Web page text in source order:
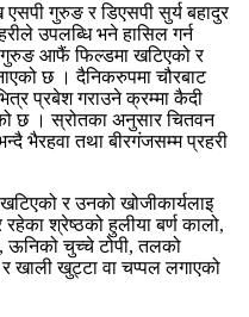
गुरुङ र डिएसपी सुर्य बहादुर
उपलब्धि भने हासिल गर्न
आफैं फिल्डमा खटिएको र
छ । दैनिकरुपमा चौरबाट
प्रबेश गराउने क्रम्मा कैदी
छ । स्रोतका अनुसार चितवन
भैरहवा तथा बीरगंजसम्म प्रहरी
र उनको खोजीकार्यलाइ
श्रेष्ठको हुलीया बर्ण कालो,
चुच्चे टोपी, तलको
खाली खुट्टा वा चप्पल लगाएको